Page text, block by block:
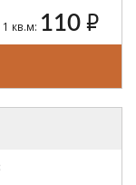
кв.м: 110 руб.